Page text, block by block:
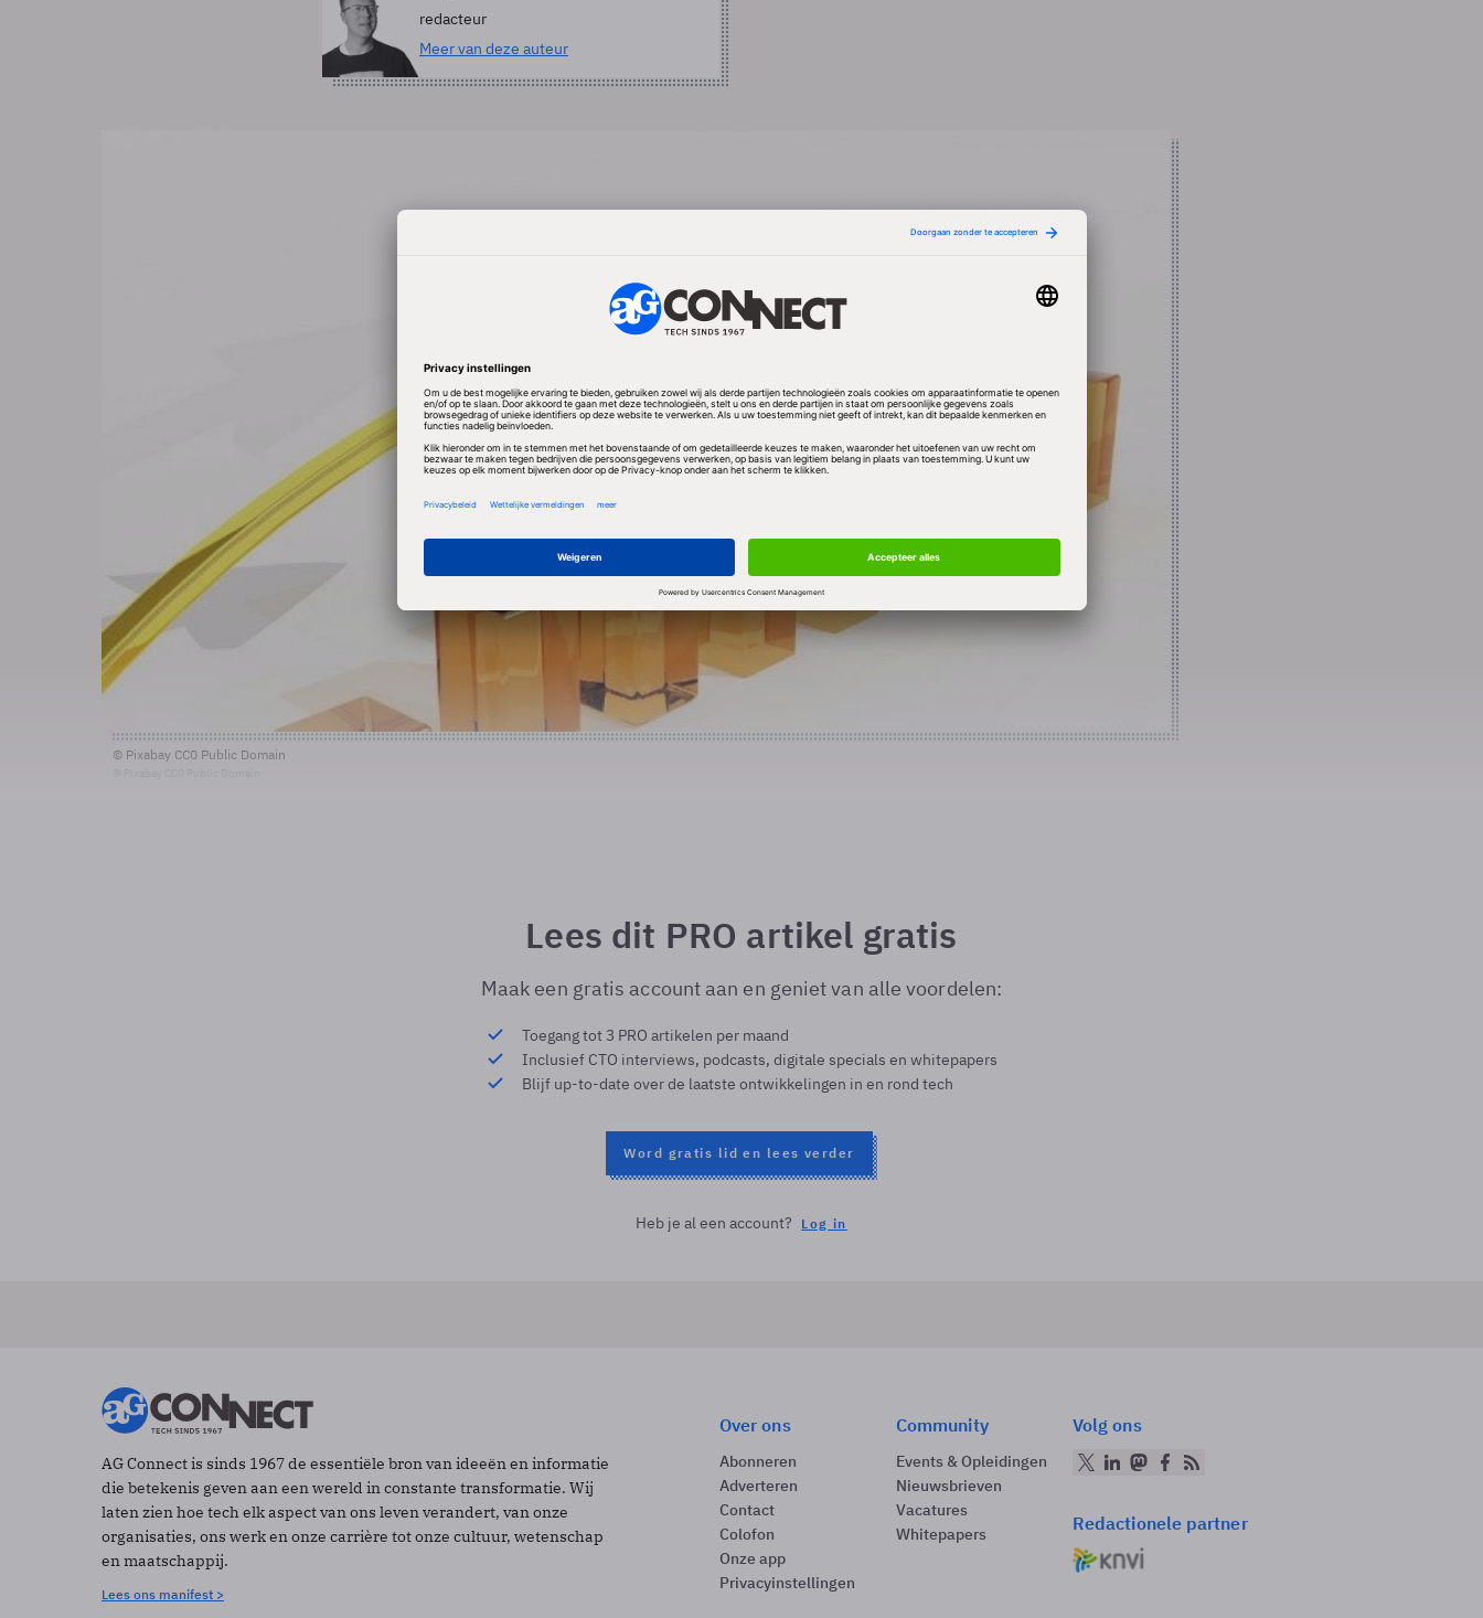
redacteur
Meer van deze auteur
© Pixabay CC0 Public Domain
Lees dit PRO artikel gratis
Maak een gratis account aan en geniet van alle voordelen:
Toegang tot 3 PRO artikelen per maand
Inclusief CTO interviews, podcasts, digitale specials en whitepapers
Blijf up-to-date over de laatste ontwikkelingen in en rond tech
Word gratis lid en lees verder
Heb je al een account? Log in
AG Connect is sinds 1967 de essentiële bron van ideeën en informatie
die betekenis geven aan een wereld in constante transformatie. Wij
laten zien hoe tech elk aspect van ons leven verandert, van onze
organisaties, ons werk en onze carrière tot onze cultuur, wetenschap
en maatschappij.
Lees ons manifest >
Over ons
Abonneren
Adverteren
Contact
Colofon
Onze app
Privacyinstellingen
Community
Events & Opleidingen
Nieuwsbrieven
Vacatures
Whitepapers
Volg ons
Redactionele partner